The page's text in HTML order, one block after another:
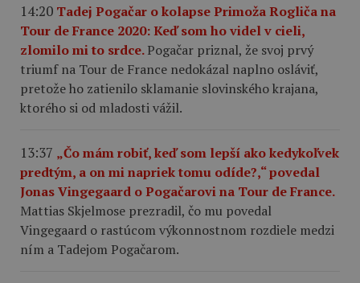
14:20 Tadej Pogačar o kolapse Primoža Rogliča na
Tour de France 2020: Keď som ho videl v cieli,
zlomilo mi to srdce.Pogačar priznal, že svoj prvý
triumf na Tour de France nedokázal naplno osláviť,
pretože ho zatienilo sklamanie slovinského krajana,
ktorého si od mladosti vážil.
13:37 „Čo mám robiť, keď som lepší ako kedykoľvek
predtým, a on mi napriek tomu odíde?,“ povedal
Jonas Vingegaard o Pogačarovi na Tour de France.
Mattias Skjelmose prezradil, čo mu povedal
Vingegaard o rastúcom výkonnostnom rozdiele medzi
ním a Tadejom Pogačarom.